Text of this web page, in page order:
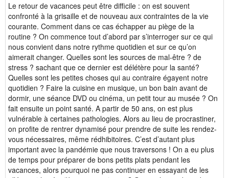
Le retour de vacances peut être difficile : on est souvent
confronté à la grisaille et de nouveau aux contraintes de la vie
courante. Comment dans ce cas échapper au piège de la
routine ? On commence tout d’abord par s’interroger sur ce qui
nous convient dans notre rythme quotidien et sur ce qu’on
aimerait changer. Quelles sont les sources de mal-être ? de
stress ? sachant que ce dernier est délétère pour la santé?
Quelles sont les petites choses qui au contraire égayent notre
quotidien ? Faire la cuisine en musique, un bon bain avant de
dormir, une séance DVD ou cinéma, un petit tour au musée ? On
fait ensuite un point santé. A partir de 50 ans, on est plus
vulnérable à certaines pathologies. Alors au lieu de procrastiner,
on profite de rentrer dynamisé pour prendre de suite les rendez-
vous nécessaires, même rédhibitoires. C’est d’autant plus
important avec la pandémie que nous traversons ! On a eu plus
de temps pour préparer de bons petits plats pendant les
vacances, alors pourquoi ne pas continuer en essayant de les